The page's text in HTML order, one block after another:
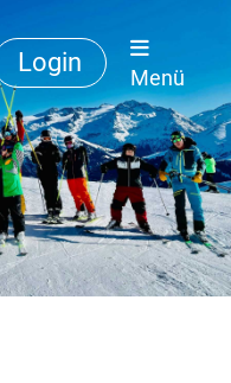
Login
Menü